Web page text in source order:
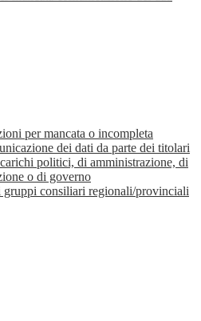
per mancata o incompleta
dei dati da parte dei titolari
politici, di amministrazione, di
o di governo
gruppi consiliari regionali/provinciali